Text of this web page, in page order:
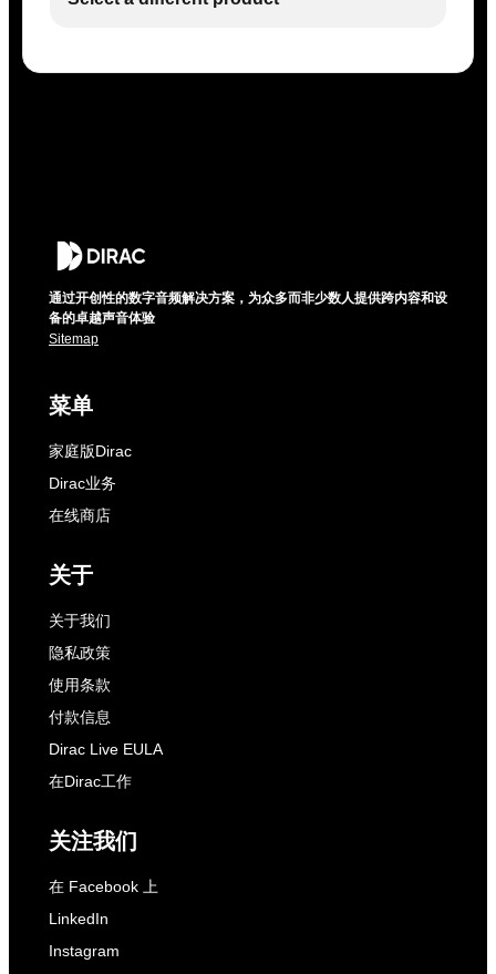
通过开创性的数字音频解决方案，为众多而非少数人提供跨内容和设
备的卓越声音体验
Sitemap
菜单
家庭版Dirac
Dirac业务
在线商店
关于
关于我们
隐私政策
使用条款
付款信息
Dirac Live EULA
在Dirac工作
关注我们
在 Facebook 上
LinkedIn
Instagram